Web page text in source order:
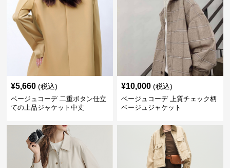
¥5,660 (税込)
ベージュコーデ 二重ボタン仕立
ての上品ジャケット中丈
¥10,000 (税込)
ベージュコーデ 上質チェック柄
ベージュジャケット